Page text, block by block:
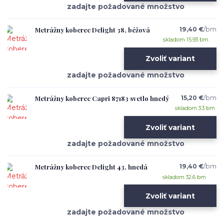
Metrážny koberec Delight 38, béžová 19,40 €/bm
skladom 15.93 bm
Zvoliť variant
Metrážny koberec Capri 87183 svetlo hnedý 15,20 €/bm
skladom 3.3 bm
Zvoliť variant
Metrážny koberec Delight 43, hnedá 19,40 €/bm
skladom 32.6 bm
Zvoliť variant